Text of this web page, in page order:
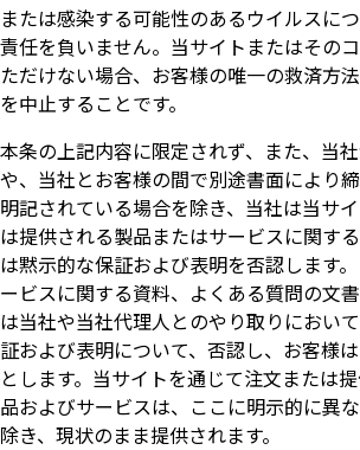
または感染する可能性のあるウイルスに
責任を負いません。当サイトまたはその
ただけない場合、お客様の唯一の救済方
を中止することです。
本条の上記内容に限定されず、また、当
や、当社とお客様の間で別途書面により
明記されている場合を除き、当社は当サ
は提供される製品またはサービスに関す
は黙示的な保証および表明を否認します
ービスに関する資料、よくある質問の文
は当社や当社代理人とのやり取りにおい
証および表明について、否認し、お客様
とします。当サイトを通じて注文または
品およびサービスは、ここに明示的に異
除き、現状のまま提供されます。